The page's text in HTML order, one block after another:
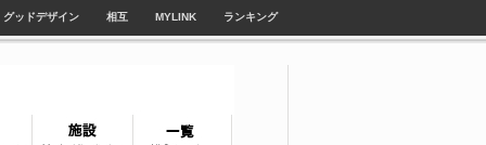
グッドデザイン 相互 MYLINK ランキング